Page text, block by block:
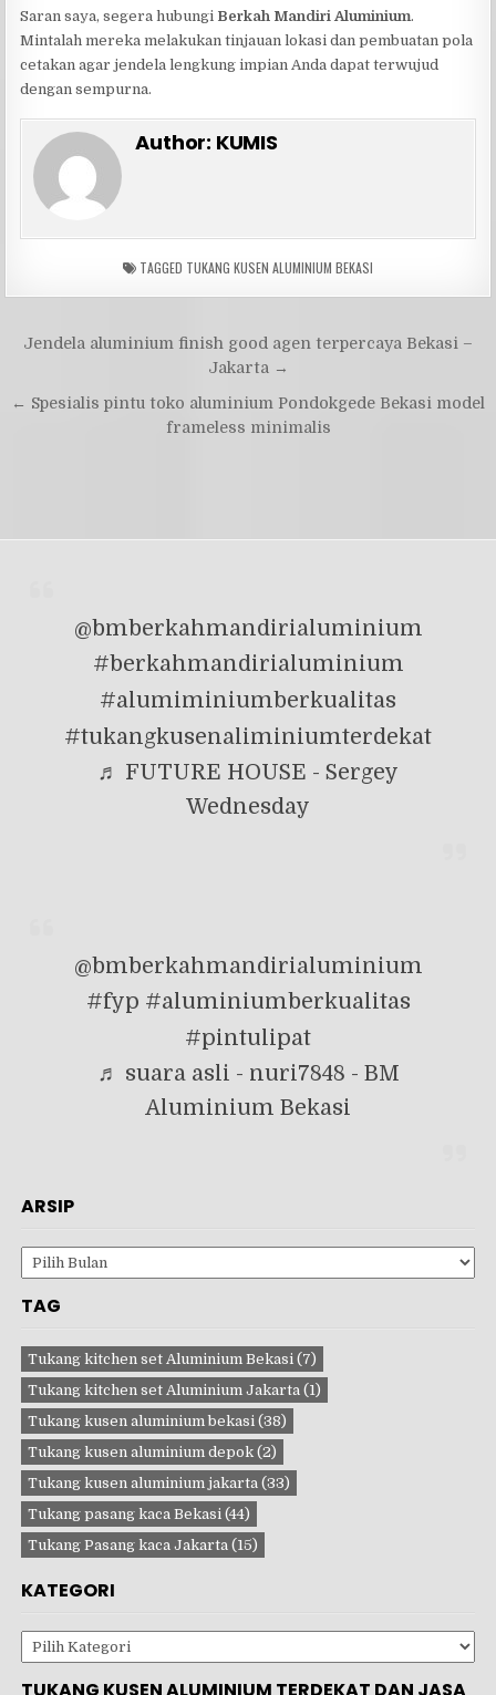
Saran saya, segera hubungi Berkah Mandiri Aluminium.
Mintalah mereka melakukan tinjauan lokasi dan pembuatan pola
cetakan agar jendela lengkung impian Anda dapat terwujud
dengan sempurna.
Author: KUMIS
TAGGED TUKANG KUSEN ALUMINIUM BEKASI
Navigasi
Jendela aluminium finish good agen terpercaya Bekasi –
Jakarta →
← Spesialis pintu toko aluminium Pondokgede Bekasi model
frameless minimalis
@bmberkahmandirialuminium
#berkahmandirialuminium
#alumiminiumberkualitas
#tukangkusenaliminiumterdekat
♬ FUTURE HOUSE - Sergey
Wednesday
@bmberkahmandirialuminium
#fyp #aluminiumberkualitas
#pintulipat
♬ suara asli - nuri7848 - BM
Aluminium Bekasi
ARSIP
Arsip
TAG
Tukang kitchen set Aluminium Bekasi (7)
Tukang kitchen set Aluminium Jakarta (1)
Tukang kusen aluminium bekasi (38)
Tukang kusen aluminium depok (2)
Tukang kusen aluminium jakarta (33)
Tukang pasang kaca Bekasi (44)
Tukang Pasang kaca Jakarta (15)
KATEGORI
Kategori
TUKANG KUSEN ALUMINIUM TERDEKAT DAN JASA